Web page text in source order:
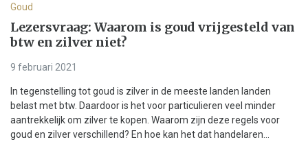
Goud
Lezersvraag: Waarom is goud vrijgesteld van
btw en zilver niet?
9 februari 2021
In tegenstelling tot goud is zilver in de meeste landen landen
belast met btw. Daardoor is het voor particulieren veel minder
aantrekkelijk om zilver te kopen. Waarom zijn deze regels voor
goud en zilver verschillend? En hoe kan het dat handelaren...